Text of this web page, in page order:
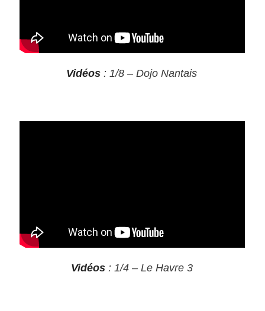
Vidéos : 1/8 – Dojo Nantais
Vidéos: 1/4 – Le Havre 3